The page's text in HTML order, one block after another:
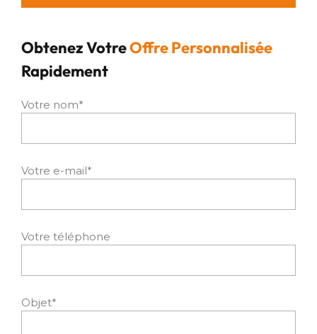
Obtenez VotreOffre Personnalisée
Rapidement
Votre nom*
Votre e-mail*
Votre téléphone
Objet*